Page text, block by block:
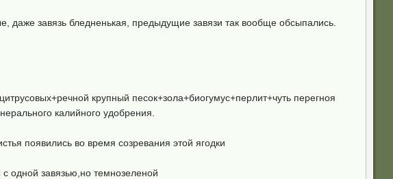
даже завязь бледненькая, предыдущие завязи так вообще обсыпались.
крупный песок+зола+биогумус+перлит+чуть перегноя
калийного удобрения.
появились во время созревания этой ягодки
одной завязью,но темнозеленой